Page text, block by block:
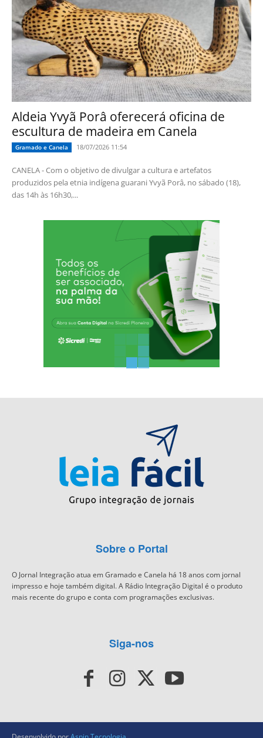
Aldeia Yvyã Porâ oferecerá oficina de
escultura de madeira em Canela
Gramado e Canela 18/07/2026 11:54
CANELA - Com o objetivo de divulgar a cultura e artefatos
produzidos pela etnia indígena guarani Yvyã Porâ, no sábado (18),
das 14h às 16h30,...
Sobre o Portal
O Jornal Integração atua em Gramado e Canela há 18 anos com jornal
impresso e hoje também digital. A Rádio Integração Digital é o produto
mais recente do grupo e conta com programações exclusivas.
Siga-nos